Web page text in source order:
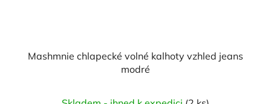
Mashmnie chlapecké volné kalhoty vzhled jeans
modré